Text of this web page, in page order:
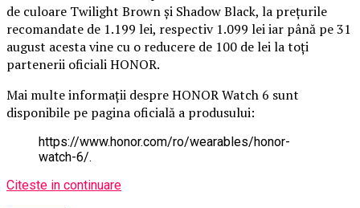
de culoare Twilight Brown și Shadow Black, la prețurile
recomandate de 1.199 lei, respectiv 1.099 lei iar până pe 31
august acesta vine cu o reducere de 100 de lei la toți
partenerii oficiali HONOR.
Mai multe informații despre HONOR Watch 6 sunt
disponibile pe pagina oficială a produsului:
https://www.honor.com/ro/wearables/honor-
watch-6/.
Citeste in continuare